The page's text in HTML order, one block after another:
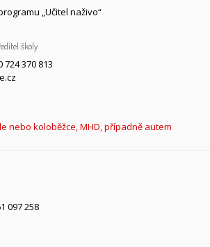
„Učitel naživo“
školy
724 370 813
nebo koloběžce, MHD, případně autem
097 258